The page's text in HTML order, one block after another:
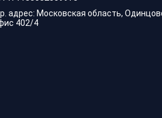
адрес: Московская область,
402/4